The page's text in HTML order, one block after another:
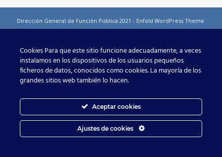
Dirección General de Función Pública 2021 - Enfold WordPress Theme
by Kriesi
Cookies Para que este sitio funcione adecuadamente, a veces
instalamos en los dispositivos de los usuarios pequeños
ficheros de datos, conocidos como cookies. La mayoría de los
grandes sitios web también lo hacen.
Aceptar cookies
Ajustes de cookies